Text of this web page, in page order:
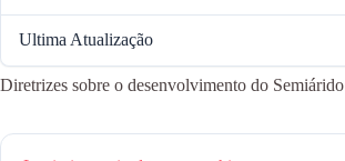
Ultima Atualização
Diretrizes sobre o desenvolvimento do Semiárido